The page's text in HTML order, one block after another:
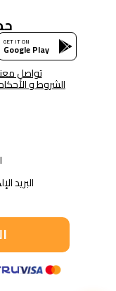
GET IT ON
Google Play
تواصل
الشروط و
البريد